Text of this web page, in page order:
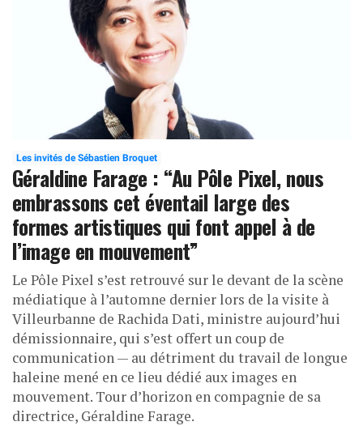
Les invités de Sébastien Broquet
Géraldine Farage : “Au Pôle Pixel, nous
embrassons cet éventail large des
formes artistiques qui font appel à de
l’image en mouvement”
Le Pôle Pixel s’est retrouvé sur le devant de la scène
médiatique à l’automne dernier lors de la visite à
Villeurbanne de Rachida Dati, ministre aujourd’hui
démissionnaire, qui s’est offert un coup de
communication — au détriment du travail de longue
haleine mené en ce lieu dédié aux images en
mouvement. Tour d’horizon en compagnie de sa
directrice, Géraldine Farage.